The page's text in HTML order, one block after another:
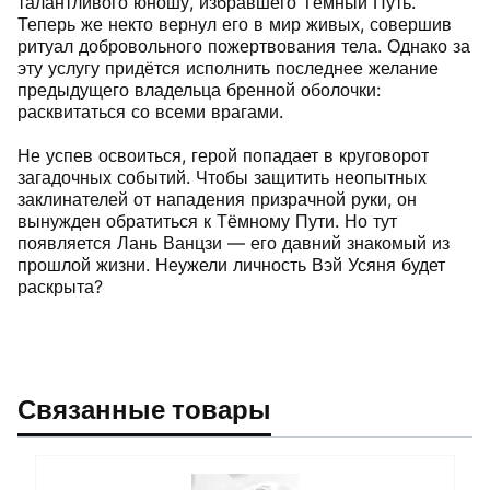
Теперь же некто вернул его в мир живых, совершив
ритуал добровольного пожертвования тела. Однако за
эту услугу придётся исполнить последнее желание
предыдущего владельца бренной оболочки:
расквитаться со всеми врагами.
Не успев освоиться, герой попадает в круговорот
загадочных событий. Чтобы защитить неопытных
заклинателей от нападения призрачной руки, он
вынужден обратиться к Тёмному Пути. Но тут
появляется Лань Ванцзи — его давний знакомый из
прошлой жизни. Неужели личность Вэй Усяня будет
раскрыта?
Связанные товары